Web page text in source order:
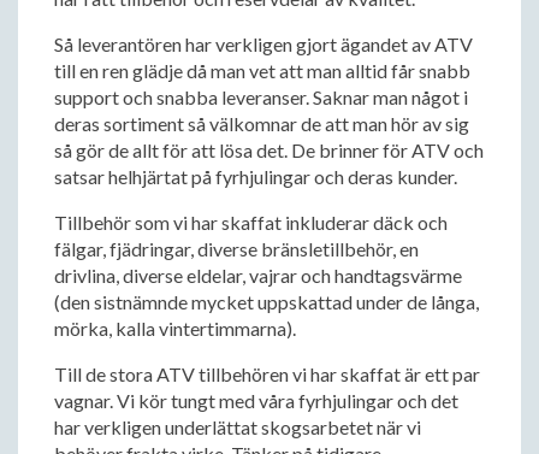
Så leverantören har verkligen gjort ägandet av ATV
till en ren glädje då man vet att man alltid får snabb
support och snabba leveranser. Saknar man något i
deras sortiment så välkomnar de att man hör av sig
så gör de allt för att lösa det. De brinner för ATV och
satsar helhjärtat på fyrhjulingar och deras kunder.
Tillbehör som vi har skaffat inkluderar däck och
fälgar, fjädringar, diverse bränsletillbehör, en
drivlina, diverse eldelar, vajrar och handtagsvärme
(den sistnämnde mycket uppskattad under de långa,
mörka, kalla vintertimmarna).
Till de stora ATV tillbehören vi har skaffat är ett par
vagnar. Vi kör tungt med våra fyrhjulingar och det
har verkligen underlättat skogsarbetet när vi